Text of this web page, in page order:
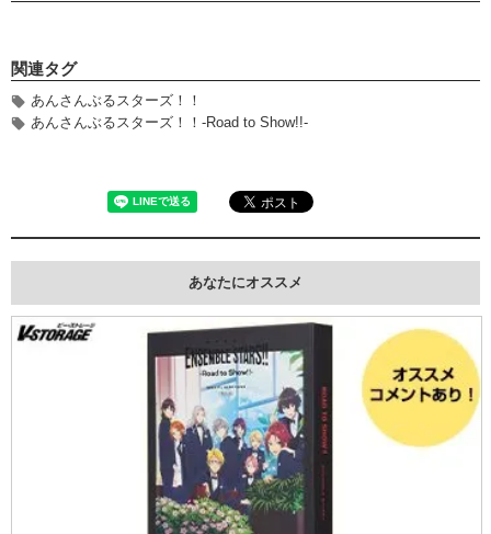
関連タグ
あんさんぶるスターズ！！
あんさんぶるスターズ！！-Road to Show!!-
あなたにオススメ